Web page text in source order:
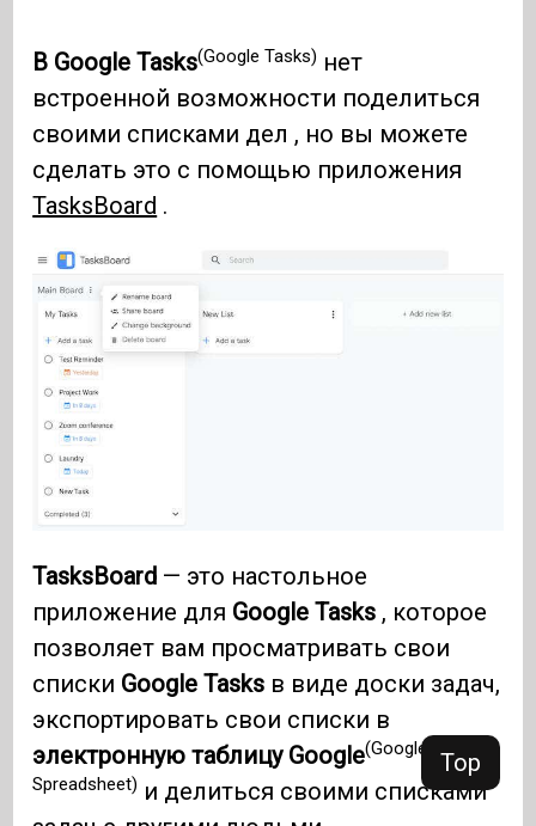
Top
В Google Tasks(Google Tasks) нет
встроенной возможности поделиться
своими списками дел , но вы можете
сделать это с помощью приложения
TasksBoard .
TasksBoard — это настольное
приложение для Google Tasks , которое
позволяет вам просматривать свои
списки Google Tasks в виде доски задач,
экспортировать свои списки в
электронную таблицу Google(Google
Spreadsheet) и делиться своими списками